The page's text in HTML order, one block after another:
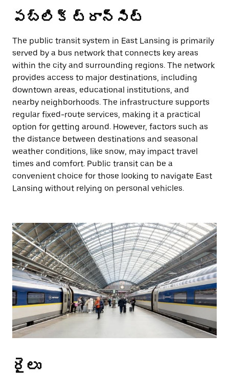
పబ్లిక్ ట్రాన్సిట్
The public transit system in East Lansing is primarily
served by a bus network that connects key areas
within the city and surrounding regions. The network
provides access to major destinations, including
downtown areas, educational institutions, and
nearby neighborhoods. The infrastructure supports
regular fixed-route services, making it a practical
option for getting around. However, factors such as
the distance between destinations and seasonal
weather conditions, like snow, may impact travel
times and comfort. Public transit can be a
convenient choice for those looking to navigate East
Lansing without relying on personal vehicles.
రైలు